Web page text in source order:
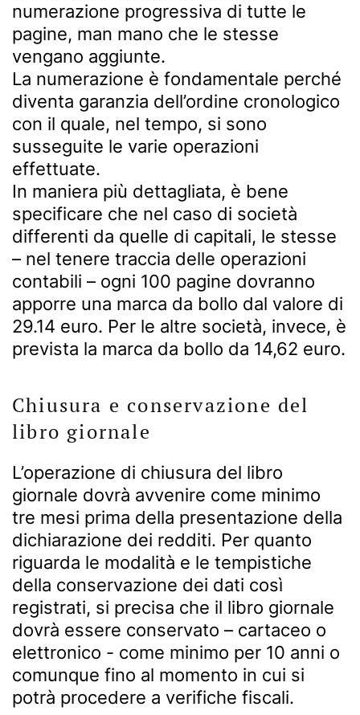
numerazione progressiva di tutte le
pagine, man mano che le stesse
vengano aggiunte.
La numerazione è fondamentale perché
diventa garanzia dell’ordine cronologico
con il quale, nel tempo, si sono
susseguite le varie operazioni
effettuate.
In maniera più dettagliata, è bene
specificare che nel caso di società
differenti da quelle di capitali, le stesse
– nel tenere traccia delle operazioni
contabili – ogni 100 pagine dovranno
apporre una marca da bollo dal valore di
29.14 euro. Per le altre società, invece, è
prevista la marca da bollo da 14,62 euro.
Chiusura e conservazione del
libro giornale
L’operazione di chiusura del libro
giornale dovrà avvenire come minimo
tre mesi prima della presentazione della
dichiarazione dei redditi. Per quanto
riguarda le modalità e le tempistiche
della conservazione dei dati così
registrati, si precisa che il libro giornale
dovrà essere conservato – cartaceo o
elettronico - come minimo per 10 anni o
comunque fino al momento in cui si
potrà procedere a verifiche fiscali.